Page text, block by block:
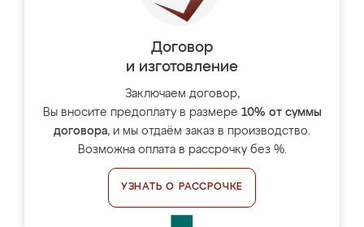
Договор
и изготовление
Заключаем договор,
Вы вносите предоплату в размере 10% от суммы
договора, и мы отдаём заказ в производство.
Возможна оплата в рассрочку без %.
УЗНАТЬ О РАССРОЧКЕ